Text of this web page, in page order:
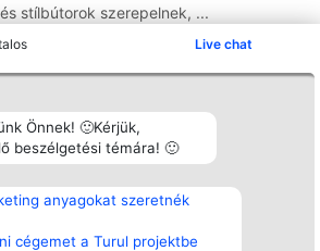
Live chat
Önnek! 🙂Kérjük,
beszélgetési témára! 🙂
anyagokat szeretnék
cégemet a Turul projektbe
stílbútorok szerepelnek, ...
Népszavazás
Nyertesek
Az összes
listája
Szabályok
Polityka
Elérhetőség